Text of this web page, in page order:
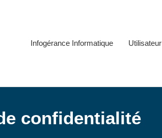
Infogérance Informatique
Utilisateur
confidentialité